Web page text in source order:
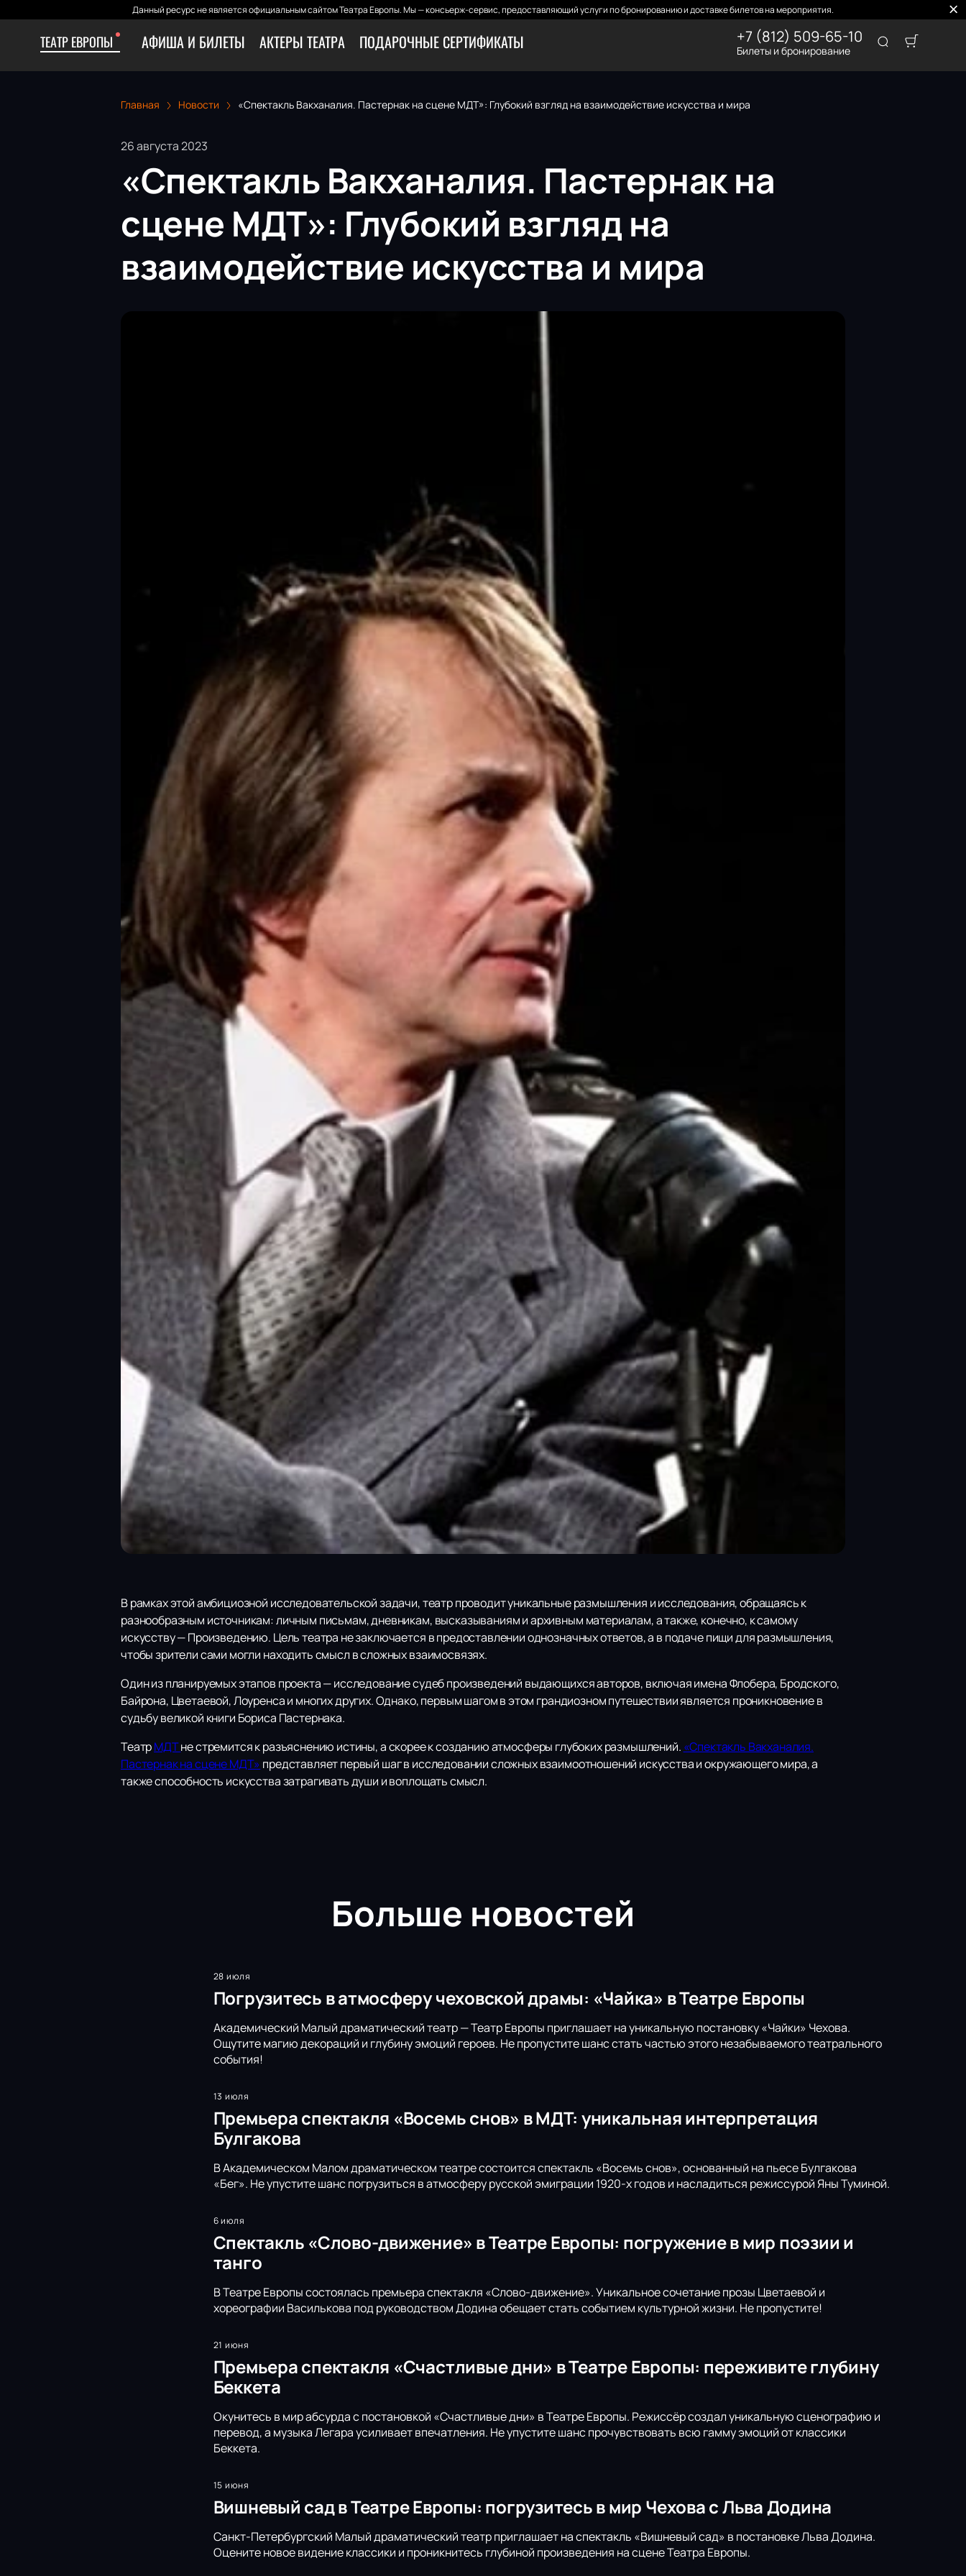
Данный ресурс не является официальным сайтом Театра Европы. Мы — консьерж-сервис, предоставляющий услуги по бронированию и доставке билетов на мероприятия.
ТЕАТР ЕВРОПЫ АФИША И БИЛЕТЫ АКТЕРЫ ТЕАТРА ПОДАРОЧНЫЕ СЕРТИФИКАТЫ +7 (812) 509-65-10
Билеты и бронирование
Главная Новости «Спектакль Вакханалия. Пастернак на сцене МДТ»: Глубокий взгляд на взаимодействие искусства и мира
26 августа 2023
«Спектакль Вакханалия. Пастернак на
сцене МДТ»: Глубокий взгляд на
взаимодействие искусства и мира
В рамках этой амбициозной исследовательской задачи, театр проводит уникальные размышления и исследования, обращаясь к
разнообразным источникам: личным письмам, дневникам, высказываниям и архивным материалам, а также, конечно, к самому
искусству — Произведению. Цель театра не заключается в предоставлении однозначных ответов, а в подаче пищи для размышления,
чтобы зрители сами могли находить смысл в сложных взаимосвязях.
Один из планируемых этапов проекта — исследование судеб произведений выдающихся авторов, включая имена Флобера, Бродского,
Байрона, Цветаевой, Лоуренса и многих других. Однако, первым шагом в этом грандиозном путешествии является проникновение в
судьбу великой книги Бориса Пастернака.
ТеатрМДТне стремится к разъяснению истины, а скорее к созданию атмосферы глубоких размышлений. «Спектакль Вакханалия.
Пастернак на сцене МДТ» представляет первый шаг в исследовании сложных взаимоотношений искусства и окружающего мира, а
также способность искусства затрагивать души и воплощать смысл.
Больше новостей
28 июля
Погрузитесь в атмосферу чеховской драмы: «Чайка» в Театре Европы
Академический Малый драматический театр — Театр Европы приглашает на уникальную постановку «Чайки» Чехова.
Ощутите магию декораций и глубину эмоций героев. Не пропустите шанс стать частью этого незабываемого театрального
события!
13 июля
Премьера спектакля «Восемь снов» в МДТ: уникальная интерпретация
Булгакова
В Академическом Малом драматическом театре состоится спектакль «Восемь снов», основанный на пьесе Булгакова
«Бег». Не упустите шанс погрузиться в атмосферу русской эмиграции 1920-х годов и насладиться режиссурой Яны Туминой.
6 июля
Спектакль «Слово-движение» в Театре Европы: погружение в мир поэзии и
танго
В Театре Европы состоялась премьера спектакля «Слово-движение». Уникальное сочетание прозы Цветаевой и
хореографии Василькова под руководством Додина обещает стать событием культурной жизни. Не пропустите!
21 июня
Премьера спектакля «Счастливые дни» в Театре Европы: переживите глубину
Беккета
Окунитесь в мир абсурда с постановкой «Счастливые дни» в Театре Европы. Режиссёр создал уникальную сценографию и
перевод, а музыка Легара усиливает впечатления. Не упустите шанс прочувствовать всю гамму эмоций от классики
Беккета.
15 июня
Вишневый сад в Театре Европы: погрузитесь в мир Чехова с Льва Додина
Санкт-Петербургский Малый драматический театр приглашает на спектакль «Вишневый сад» в постановке Льва Додина.
Оцените новое видение классики и проникнитесь глубиной произведения на сцене Театра Европы.